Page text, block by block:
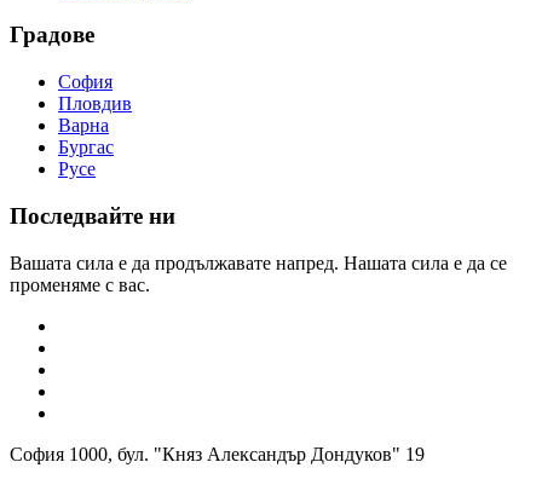
Градове
София
Пловдив
Варна
Бургас
Русе
Последвайте ни
Вашата сила е да продължавате напред. Нашата сила е да се
променяме с вас.
София 1000, бул. "Княз Александър Дондуков" 19